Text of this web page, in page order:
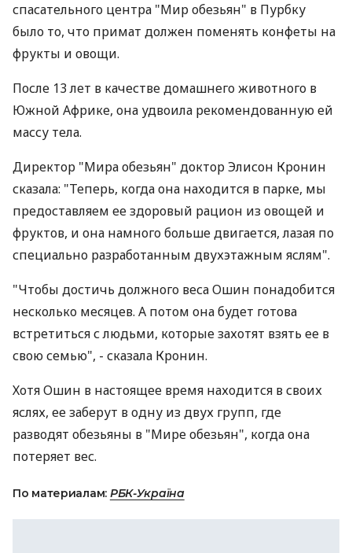
спасательного центра "Мир обезьян" в Пурбку
было то, что примат должен поменять конфеты на
фрукты и овощи.
После 13 лет в качестве домашнего животного в
Южной Африке, она удвоила рекомендованную ей
массу тела.
Директор "Мира обезьян" доктор Элисон Кронин
сказала: "Теперь, когда она находится в парке, мы
предоставляем ее здоровый рацион из овощей и
фруктов, и она намного больше двигается, лазая по
специально разработанным двухэтажным яслям".
"Чтобы достичь должного веса Ошин понадобится
несколько месяцев. А потом она будет готова
встретиться с людьми, которые захотят взять ее в
свою семью", - сказала Кронин.
Хотя Ошин в настоящее время находится в своих
яслях, ее заберут в одну из двух групп, где
разводят обезьяны в "Мире обезьян", когда она
потеряет вес.
По материалам: РБК-Україна